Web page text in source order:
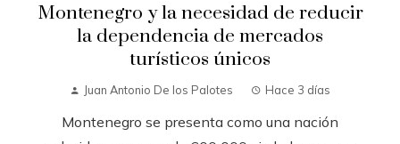
Montenegro y la necesidad de reducir
la dependencia de mercados
turísticos únicos
Juan Antonio De los Palotes Hace 3 días
Montenegro se presenta como una nación